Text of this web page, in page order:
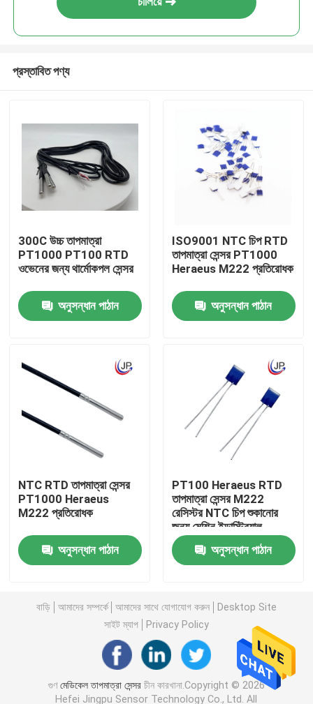
VR প্রদর্শন
আমাদের সম্পর্কে
মান নিয়ন্ত্রণ
যোগাযোগ করুন
মেডিকেল তাপমাত্রা সেন্সর
সারফেস মাউন্ট তাপমাত্রা সেন্সর
এনটিসি তাপমাত্রা সেন্সর
প্রস্তাবিত পণ্য
300C উচ্চ তাপমাত্রা
PT1000 PT100 RTD
ওভেনের জন্য থার্মোকপল সেন্সর
অনুসন্ধান পাঠান
ISO9001 NTC চিপ RTD
তাপমাত্রা সেন্সর PT1000
Heraeus M222 প্রতিরোধক
অনুসন্ধান পাঠান
NTC RTD তাপমাত্রা সেন্সর
PT1000 Heraeus
M222 প্রতিরোধক
অনুসন্ধান পাঠান
PT100 Heraeus RTD
তাপমাত্রা সেন্সর M222
রেসিস্টর NTC চিপ শুকানোর
জন্য মেশিন ইন্ডাস্ট্রিয়াল
ইন্টেলিজেন্ট কন্ট্রোলার
অনুসন্ধান পাঠান
বাড়ি আমাদের সম্পর্কে আমাদের সাথে যোগাযোগ করুন
Desktop Site
সাইট ম্যাপ
Privacy Policy
গুণমেডিকেল তাপমাত্রা সেন্সরচীন কারখানা.Copyright © 2026
Hefei Jingpu Sensor Technology Co., Ltd. All